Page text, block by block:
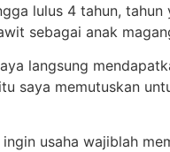
lulus 4 tahun,
sebagai anak
langsung
saya memutuskan
usaha wajiblah